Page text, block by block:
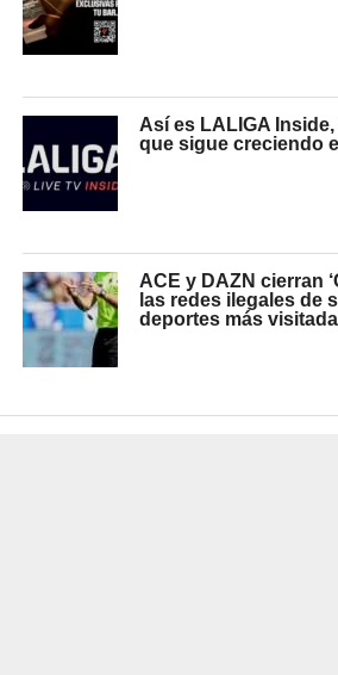
Así es LALIGA
que sigue creciendo
ACE y DAZN cierran
las redes ilegales de
deportes más